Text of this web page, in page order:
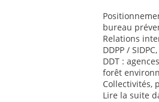
bureau
Relations
DDPP /
DDT :
forêt
Collectivités,
Lire la suite